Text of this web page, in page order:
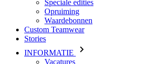
INFORMATIE
Vacatures
Algemene verkoopsvoorwaarden
Privacybeleid
Cookiebeleid